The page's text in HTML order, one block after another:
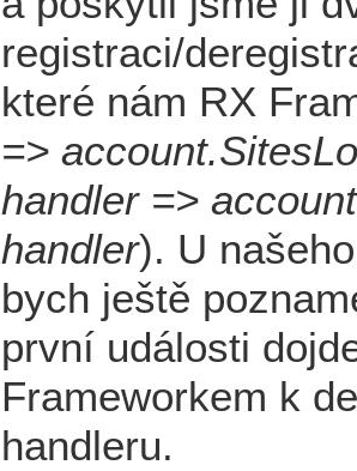
registraci/
které nám RX
=>
handler =>
handler). U
bych ještě
první události
Frameworkem k
handleru.